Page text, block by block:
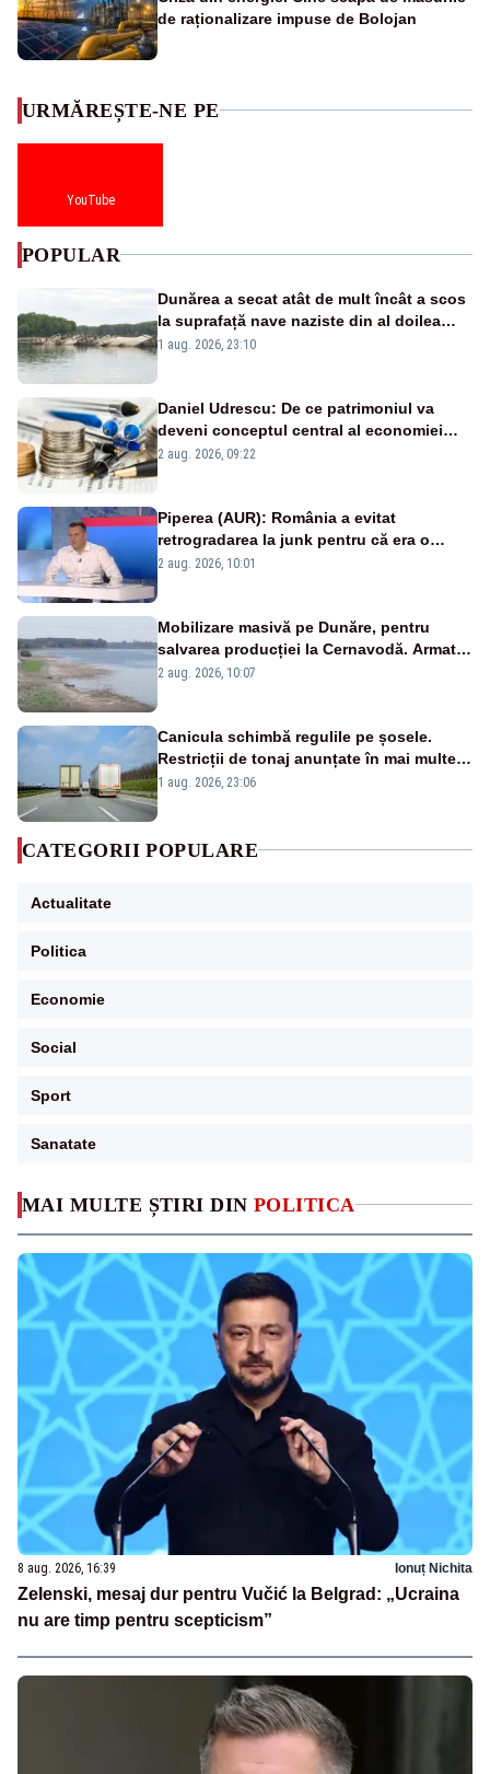
de raționalizare impuse de Bolojan
MAI MULTE ȘTIRI DIN POLITICA
8 aug. 2026, 16:39 Ionuț Nichita
Zelenski, mesaj dur pentru Vučić la Belgrad: „Ucraina
nu are timp pentru scepticism”
URMĂREȘTE-NE PE
YouTube
POPULAR
Dunărea a secat atât de mult încât a scos
la suprafață nave naziste din al doilea
război mondial
1 aug. 2026, 23:10
Daniel Udrescu: De ce patrimoniul va
deveni conceptul central al economiei
viitoare?
2 aug. 2026, 09:22
Piperea (AUR): România a evitat
retrogradarea la junk pentru că era o
catastrofă pentru bănci și fondurile de
2 aug. 2026, 10:01
Mobilizare masivă pe Dunăre, pentru
salvarea producției la Cernavodă. Armata
va detona o stâncă și va devia apa
2 aug. 2026, 10:07
Canicula schimbă regulile pe șosele.
Restricții de tonaj anunțate în mai multe
județe
1 aug. 2026, 23:06
CATEGORII POPULARE
Actualitate
Politica
Economie
Social
Sport
Sanatate